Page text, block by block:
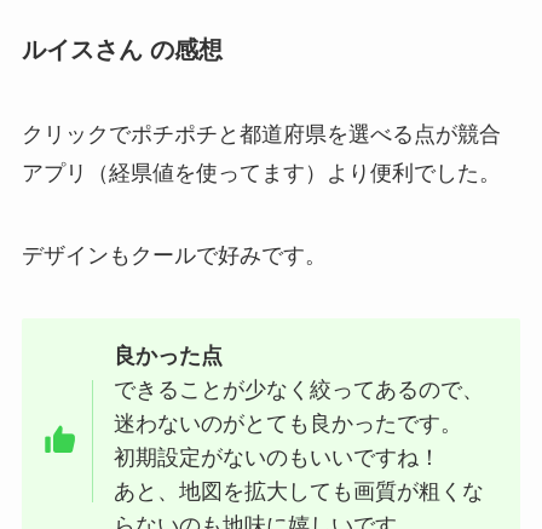
ルイスさん の感想
クリックでポチポチと都道府県を選べる点が競合
アプリ（経県値を使ってます）より便利でした。
デザインもクールで好みです。
良かった点
できることが少なく絞ってあるので、
迷わないのがとても良かったです。
初期設定がないのもいいですね！
あと、地図を拡大しても画質が粗くな